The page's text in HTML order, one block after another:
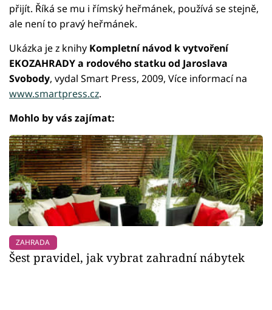
přijít. Říká se mu i římský heřmánek, používá se stejně,
ale není to pravý heřmánek.
Ukázka je z knihy Kompletní návod k vytvoření
EKOZAHRADY a rodového statku od Jaroslava
Svobody, vydal Smart Press, 2009, Více informací na
www.smartpress.cz.
Mohlo by vás zajímat:
ZAHRADA
Šest pravidel, jak vybrat zahradní nábytek